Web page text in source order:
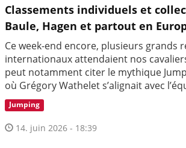
Classements individuels et
Baule, Hagen et partout en
Ce week-end encore, plusieurs grands
internationaux attendaient nos
peut notamment citer le mythique
où Grégory Wathelet s’alignait avec
Jumping
14. juin 2026 - 18:39